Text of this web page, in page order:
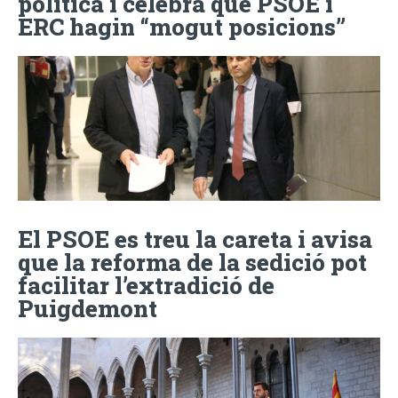
ERC hagin “mogut posicions”
El PSOE es treu la careta i avisa
que la reforma de la sedició pot
facilitar l’extradició de
Puigdemont